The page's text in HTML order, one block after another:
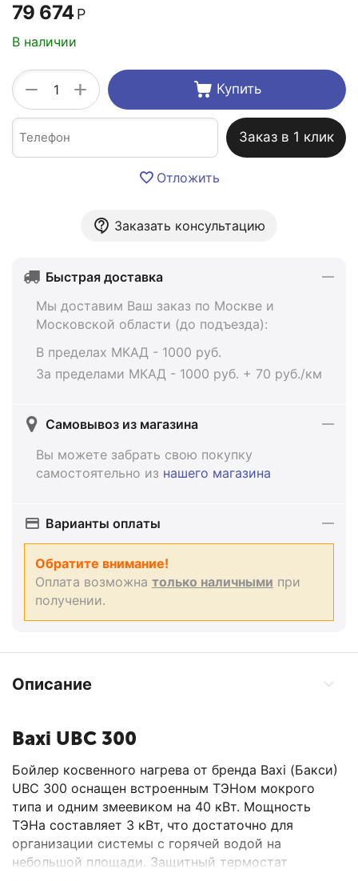
79 674 Р
В наличии
+
− Купить
Заказ в 1 клик
Отложить
Заказать консультацию
Быстрая доставка
Мы доставим Ваш заказ по Москве и
Московской области (до подъезда):
В пределах МКАД - 1000 руб.
За пределами МКАД - 1000 руб. + 70 руб./км
Самовывоз из магазина
Вы можете забрать свою покупку
самостоятельно из нашего магазина
Варианты оплаты
Обратите внимание!
Оплата возможна только наличными при
получении.
Описание
Baxi UBC 300
Бойлер косвенного нагрева от бренда Baxi (Бакси)
UBC 300 оснащен встроенным ТЭНом мокрого
типа и одним змеевиком на 40 кВт. Мощность
ТЭНа составляет 3 кВт, что достаточно для
организации системы с горячей водой на
небольшой площади. Защитный термостат